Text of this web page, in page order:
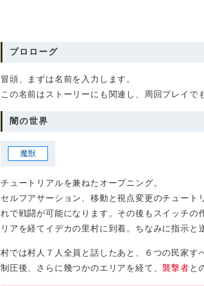
プロローグ
冒頭、まずは名前を入力します。
この名前はストーリーにも関連し、周回プレイで
闇の世界
魔獣
チュートリアルを兼ねたオープニング。
セルフアサーション、移動と視点変更のチュート
れで戦闘が可能になります。その後もスイッチの
リアを経てイデカの里村に到着。ちなみに指示と
村では村人７人全員と話したあと、６つの民家す
制圧後、さらに幾つかのエリアを経て、襲撃者と